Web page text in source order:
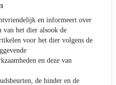
en informeert over
van het dier alsook de
voor het dier volgens de
en deze van
de hinder en de